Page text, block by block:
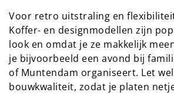
Voor retro uitstraling en
Koffer- en designmodellen zijn
look en omdat je ze makkelijk
je bijvoorbeeld een avond bij
of Muntendam organiseert. Let
bouwkwaliteit, zodat je platen